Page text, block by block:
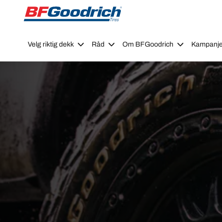
Go to page content Go to page navigation
Velg riktig dekk Råd Om BFGoodrich